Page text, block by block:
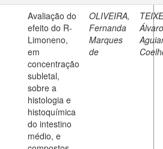
Avaliação do
efeito do R-
Limoneno,
em
concentração
subletal,
sobre a
histologia e
histoquímica
do intestino
médio, e
OLIVEIRA,
Fernanda
Marques
de
Álvaro